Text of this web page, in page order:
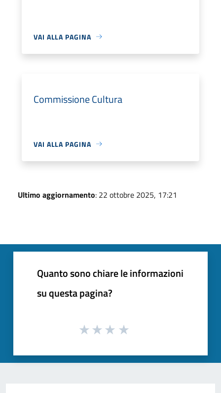
VAI ALLA PAGINA
Commissione Cultura
VAI ALLA PAGINA
Ultimo aggiornamento: 22 ottobre 2025, 17:21
Quanto sono chiare le informazioni
su questa pagina?